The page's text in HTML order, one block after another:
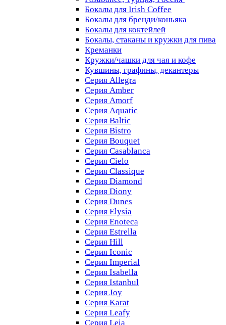
Бокалы для Irish Coffee
Бокалы для бренди/коньяка
Бокалы для коктейлей
Бокалы, стаканы и кружки для пива
Креманки
Кружки/чашки для чая и кофе
Кувшины, графины, декантеры
Серия Allegra
Серия Amber
Серия Amorf
Серия Aquatic
Серия Baltic
Серия Bistro
Серия Bouquet
Серия Casablanсa
Серия Cielo
Серия Classique
Серия Diamond
Серия Diony
Серия Dunes
Серия Elysia
Серия Enoteca
Серия Estrella
Серия Hill
Серия Iconic
Серия Imperial
Серия Isabella
Серия Istanbul
Серия Joy
Серия Karat
Серия Leafy
Серия Leia